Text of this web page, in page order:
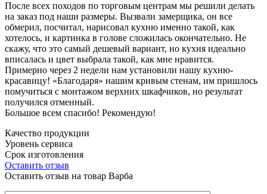
После всех походов по торговым центрам мы решили делать
на заказ под наши размеры. Вызвали замерщика, он все
обмерил, посчитал, нарисовал кухню именно такой, как
хотелось, и картинка в голове сложилась окончательно. Не
скажу, что это самый дешевый вариант, но кухня идеально
вписалась и цвет выбрала такой, как мне нравится.
Примерно через 2 недели нам установили нашу кухню-
красавицу! «Благодаря» нашим кривым стенам, им пришлось
помучиться с монтажом верхних шкафчиков, но результат
получился отменный.
Большое всем спасибо! Рекомендую!
Качество продукции
Уровень сервиса
Срок изготовления
Оставить отзыв
Оставить отзыв на товар Варба